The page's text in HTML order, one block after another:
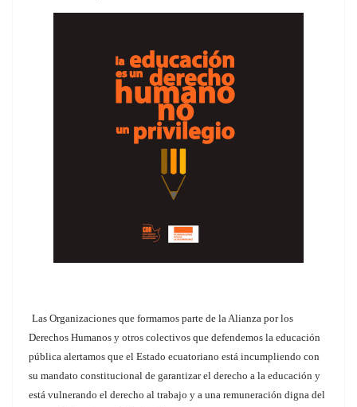
Las Organizaciones que formamos parte de la Alianza por los
Derechos Humanos y otros colectivos que defendemos la educación
pública alertamos que el Estado ecuatoriano está incumpliendo con
su mandato constitucional de garantizar el derecho a la educación y
está vulnerando el derecho al trabajo y a una remuneración digna del